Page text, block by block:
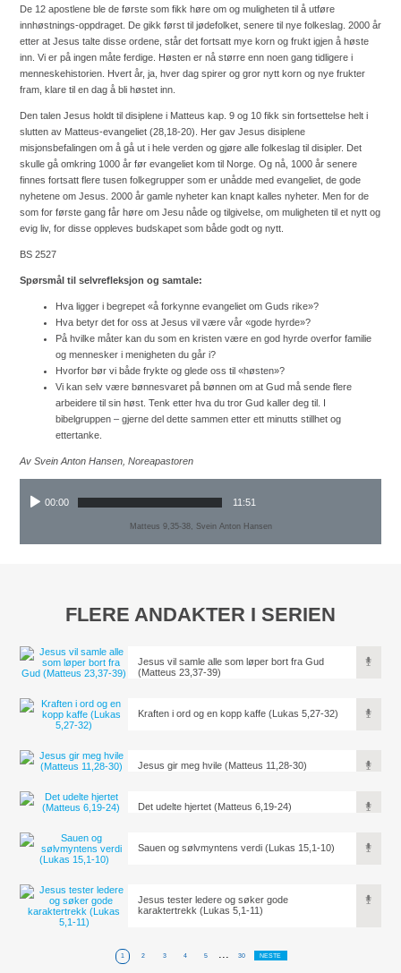
De 12 apostlene ble de første som fikk høre om og muligheten til å utføre
innhøstnings-oppdraget. De gikk først til jødefolket, senere til nye folkeslag. 2000 år
etter at Jesus talte disse ordene, står det fortsatt mye korn og frukt igjen å høste
inn. Vi er på ingen måte ferdige. Høsten er nå større enn noen gang tidligere i
menneskehistorien. Hvert år, ja, hver dag spirer og gror nytt korn og nye frukter
fram, klare til en dag å bli høstet inn.
Den talen Jesus holdt til disiplene i Matteus kap. 9 og 10 fikk sin fortsettelse helt i
slutten av Matteus-evangeliet (28,18-20). Her gav Jesus disiplene
misjonsbefalingen om å gå ut i hele verden og gjøre alle folkeslag til disipler. Det
skulle gå omkring 1000 år før evangeliet kom til Norge. Og nå, 1000 år senere
finnes fortsatt flere tusen folkegrupper som er unådde med evangeliet, de gode
nyhetene om Jesus. 2000 år gamle nyheter kan knapt kalles nyheter. Men for de
som for første gang får høre om Jesu nåde og tilgivelse, om muligheten til et nytt og
evig liv, for disse oppleves budskapet som både godt og nytt.
BS 2527
Spørsmål til selvrefleksjon og samtale:
Hva ligger i begrepet «å forkynne evangeliet om Guds rike»?
Hva betyr det for oss at Jesus vil være vår «gode hyrde»?
På hvilke måter kan du som en kristen være en god hyrde overfor familie
og mennesker i menigheten du går i?
Hvorfor bør vi både frykte og glede oss til «høsten»?
Vi kan selv være bønnesvaret på bønnen om at Gud må sende flere
arbeidere til sin høst. Tenk etter hva du tror Gud kaller deg til. I
bibelgruppen – gjerne del dette sammen etter ett minutts stillhet og
ettertanke.
Av Svein Anton Hansen, Noreapastoren
00:00 11:51
Matteus 9,35-38, Svein Anton Hansen
FLERE ANDAKTER I SERIEN
Jesus vil samle alle som løper bort fra Gud
(Matteus 23,37-39)
Kraften i ord og en kopp kaffe (Lukas 5,27-32)
Jesus gir meg hvile (Matteus 11,28-30)
Det udelte hjertet (Matteus 6,19-24)
Sauen og sølvmyntens verdi (Lukas 15,1-10)
Jesus tester ledere og søker gode
karaktertrekk (Lukas 5,1-11)
1 2 3 4 5 ... 30 NESTE